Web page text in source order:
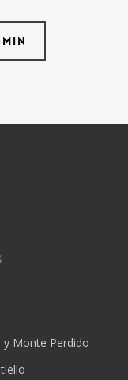
y Monte Perdido